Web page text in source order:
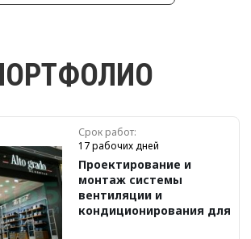
Срок работ:
17 рабочих дней
Проектирование и
монтаж системы
вентиляции и
кондиционирования для